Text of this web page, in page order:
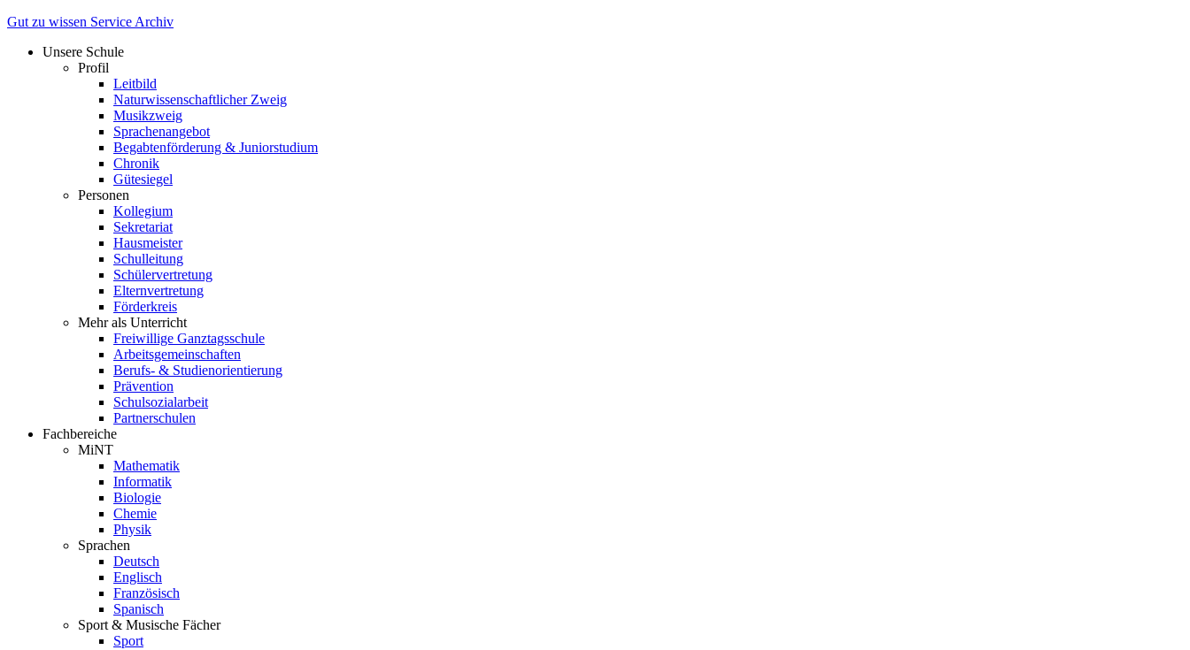
Gut zu wissen Service Archiv
Unsere Schule
Profil
Leitbild
Naturwissenschaftlicher Zweig
Musikzweig
Sprachenangebot
Begabtenförderung & Juniorstudium
Chronik
Gütesiegel
Personen
Kollegium
Sekretariat
Hausmeister
Schulleitung
Schülervertretung
Elternvertretung
Förderkreis
Mehr als Unterricht
Freiwillige Ganztagsschule
Arbeitsgemeinschaften
Berufs- & Studienorientierung
Prävention
Schulsozialarbeit
Partnerschulen
Fachbereiche
MiNT
Mathematik
Informatik
Biologie
Chemie
Physik
Sprachen
Deutsch
Englisch
Französisch
Spanisch
Sport & Musische Fächer
Sport